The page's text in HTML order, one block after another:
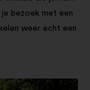
je bezoek met een
weer echt een